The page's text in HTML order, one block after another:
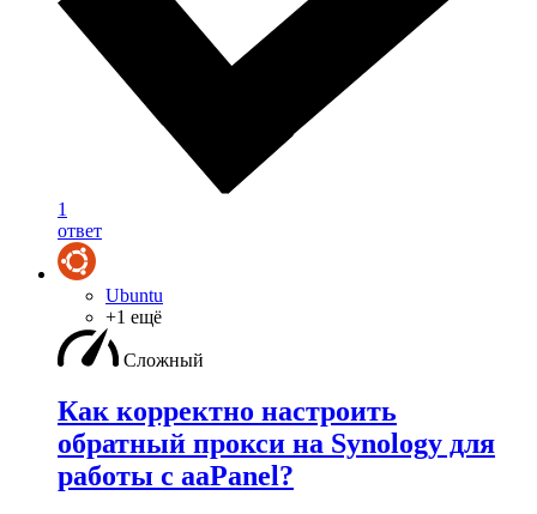
1
ответ
Ubuntu
+1 ещё
Сложный
Как корректно настроить
обратный прокси на Synology для
работы с aaPanel?